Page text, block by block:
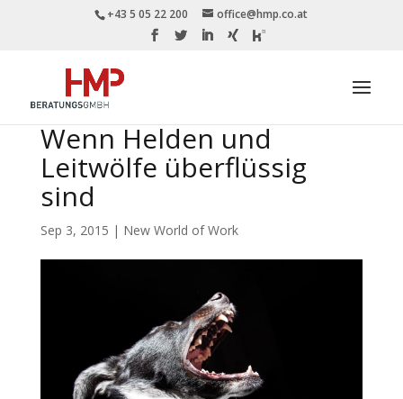
+43 5 05 22 200 office@hmp.co.at
Wenn Helden und
Leitwölfe überflüssig
sind
Sep 3, 2015 | New World of Work